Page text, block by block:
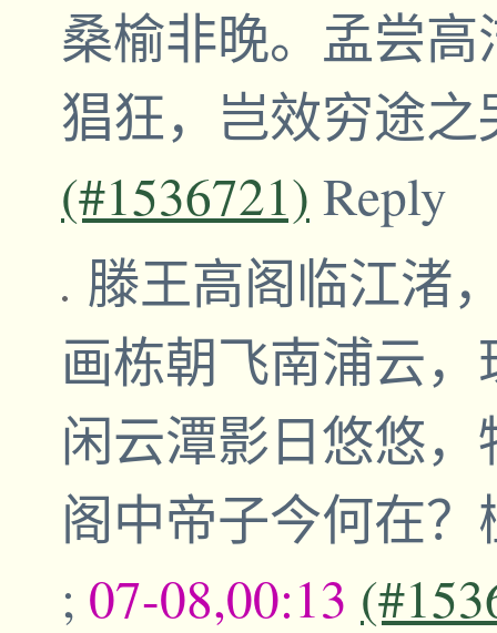
桑榆非晚。孟尝
猖狂，岂效穷途
(#1536721) Reply
滕王高阁临江
画栋朝飞南浦
闲云潭影日悠
阁中帝子今何在
; 07-08,00:13